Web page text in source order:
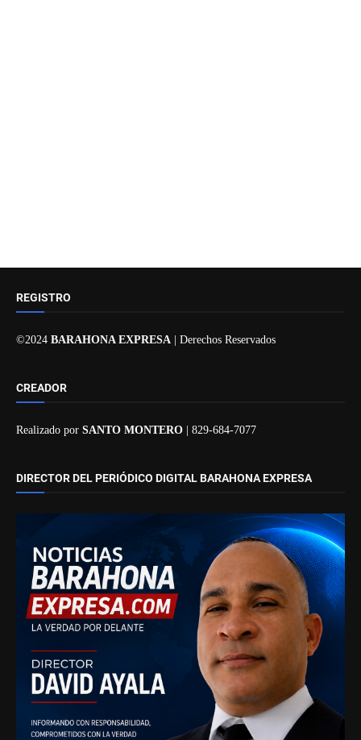
REGISTRO
©2024 BARAHONA EXPRESA | Derechos Reservados
CREADOR
Realizado por SANTO MONTERO | 829-684-7077
DIRECTOR DEL PERIÓDICO DIGITAL BARAHONA EXPRESA